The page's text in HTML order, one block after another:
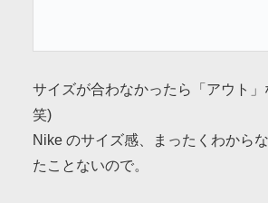
サイズが合わなかったら「アウト
笑)
Nike のサイズ感、まったくわから
たことないので。